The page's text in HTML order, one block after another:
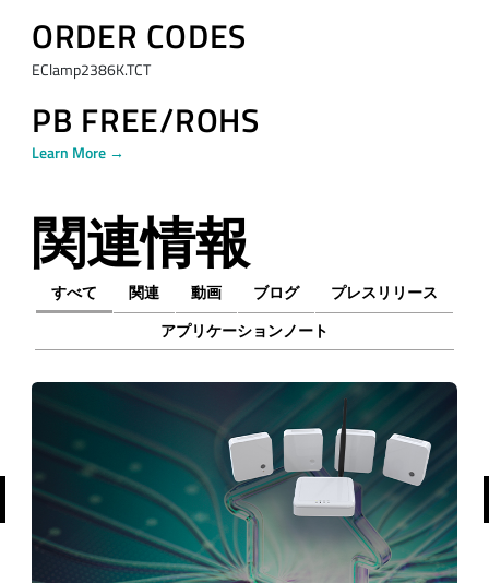
ORDER CODES
EClamp2386K.TCT
PB FREE/ROHS
Learn More →
関連情報
すべて 関連 動画 ブログ
プレスリリース
アプリケーションノート